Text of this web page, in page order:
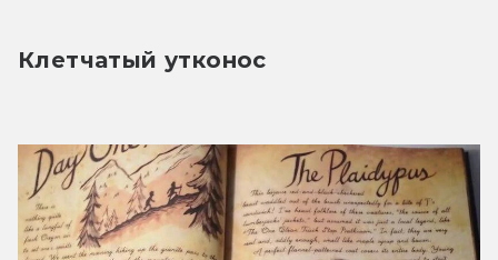
Клетчатый утконос